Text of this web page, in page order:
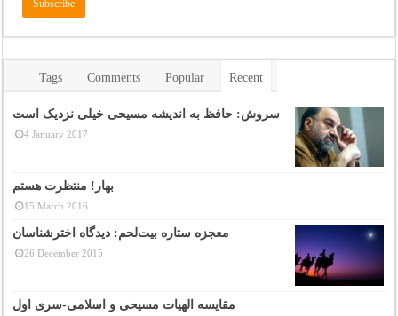
Recent
Popular
Comments
Tags
سروش: حافظ به اندیشه مسیحی خیلی نزدیک است
4 January 2017
بهار! منتظرت هستم
15 March 2016
معجزه ستاره بیت‌لحم: دیدگاه اخترشناسان
26 December 2015
مقایسه الهیات مسیحی و اسلامی-سری اول